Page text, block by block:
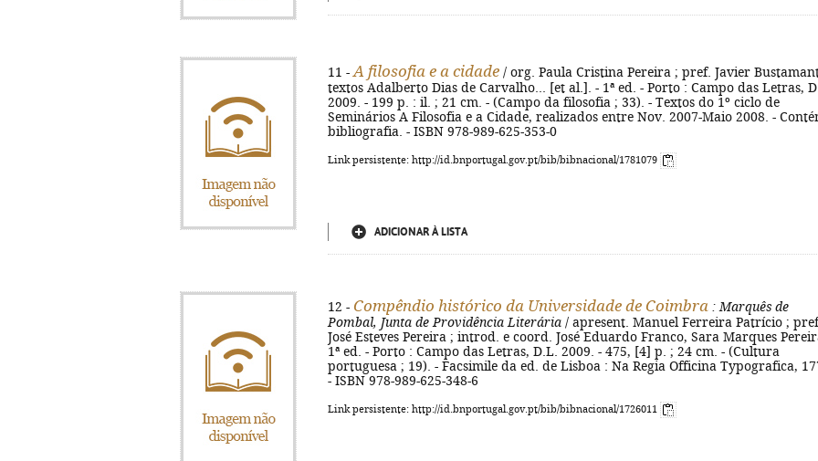
11 - A filosofia e a cidade / org. Paula Cristina Pereira ; pref. Javier
textos Adalberto Dias de Carvalho... [et al.]. - 1ª ed. - Porto : Campo das Letras,
2009. - 199 p. : il. ; 21 cm. - (Campo da filosofia ; 33). - Textos do 1º ciclo de
Seminários A Filosofia e a Cidade, realizados entre Nov. 2007-Maio 2008. -
bibliografia. - ISBN 978-989-625-353-0
Link persistente: http://id.bnportugal.gov.pt/bib/bibnacional/1781079
ADICIONAR À LISTA
12 - Compêndio histórico da Universidade de Coimbra : Marquês de
Pombal, Junta de Providência Literária / apresent. Manuel Ferreira Patrício ;
José Esteves Pereira ; introd. e coord. José Eduardo Franco, Sara Marques
1ª ed. - Porto : Campo das Letras, D.L. 2009. - 475, [4] p. ; 24 cm. - (Cultura
portuguesa ; 19). - Facsimile da ed. de Lisboa : Na Regia Officina Typografica,
- ISBN 978-989-625-348-6
Link persistente: http://id.bnportugal.gov.pt/bib/bibnacional/1726011